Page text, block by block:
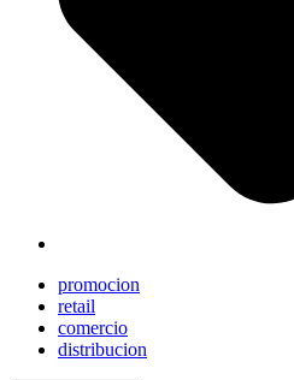
promocion
retail
comercio
distribucion